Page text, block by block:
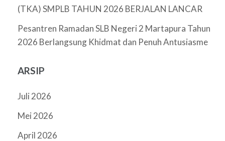
(TKA) SMPLB TAHUN 2026 BERJALAN LANCAR
Pesantren Ramadan SLB Negeri 2 Martapura Tahun
2026 Berlangsung Khidmat dan Penuh Antusiasme
ARSIP
Juli 2026
Mei 2026
April 2026